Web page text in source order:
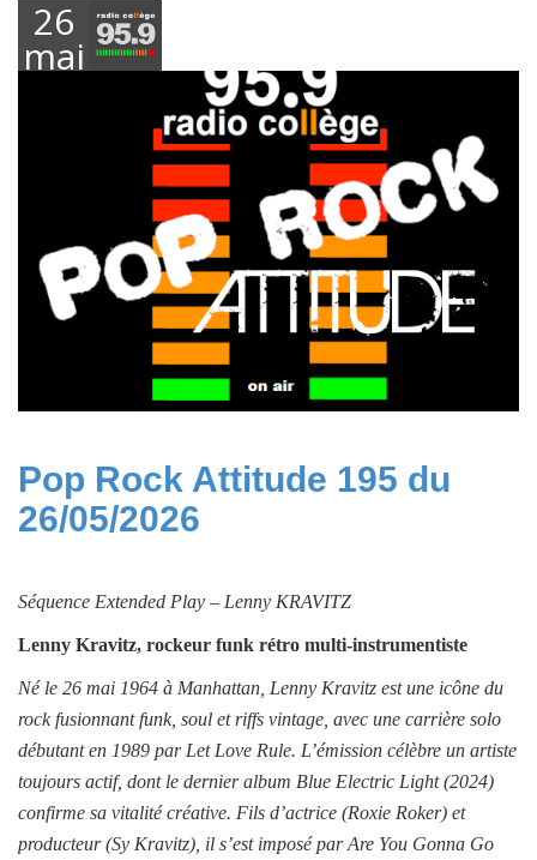
26
mai
Pop Rock Attitude 195 du
26/05/2026
Séquence Extended Play – Lenny KRAVITZ
Lenny Kravitz, rockeur funk rétro multi-instrumentiste
Né le 26 mai 1964 à Manhattan, Lenny Kravitz est une icône du
rock fusionnant funk, soul et riffs vintage, avec une carrière solo
débutant en 1989 par Let Love Rule. L’émission célèbre un artiste
toujours actif, dont le dernier album Blue Electric Light (2024)
confirme sa vitalité créative. Fils d’actrice (Roxie Roker) et
producteur (Sy Kravitz), il s’est imposé par Are You Gonna Go